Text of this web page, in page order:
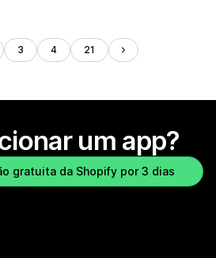
3 4 21
um app?
gratuita da Shopify por 3 dias